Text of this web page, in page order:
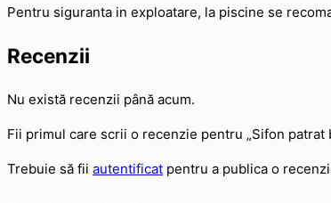
Pentru siguranta in exploatare, la piscine se
Recenzii
Nu există recenzii până acum.
Fii primul care scrii o recenzie pentru „Sifon patrat
Trebuie să fii autentificat pentru a publica o